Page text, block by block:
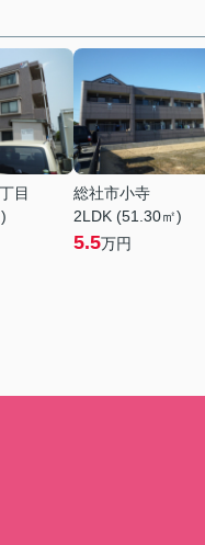
目
総社市小寺
2LDK (51.30㎡)
5.5万円